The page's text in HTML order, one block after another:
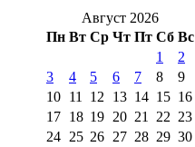
Август 2026
Пн Вт Ср Чт Пт Сб Вс
1
2
3
4 5 6 7 8
9
10 11 12 13 14 15 16
17 18 19 20 21 22 23
24 25 26 27 28 29 30